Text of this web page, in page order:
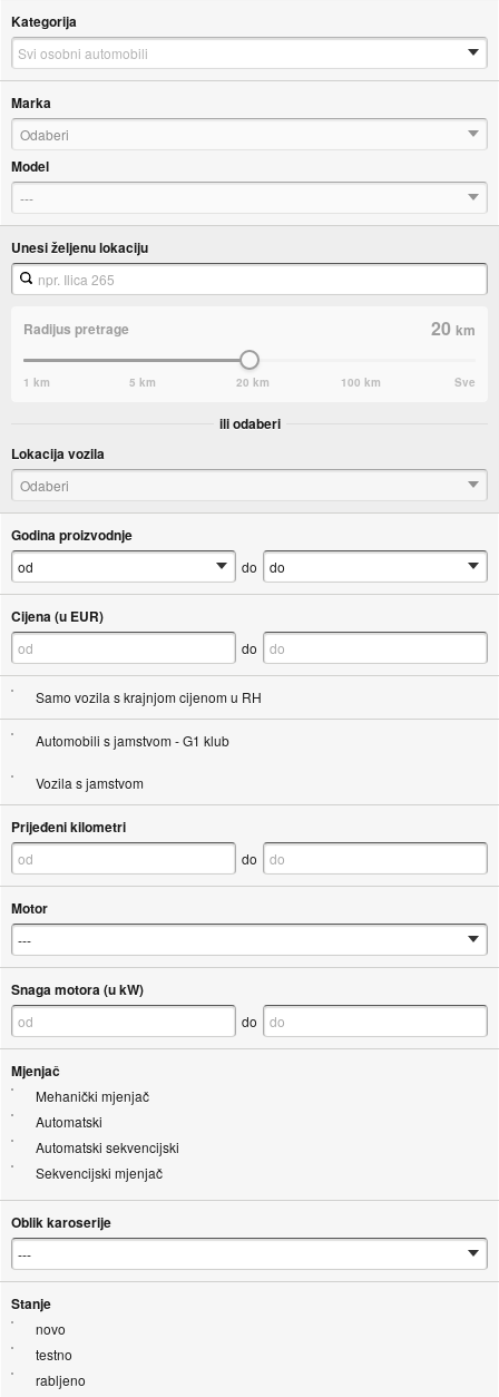
Kategorija
Marka
Odaberi
Model
---
Unesi željenu lokaciju
Radijus pretrage 20km
1 km 5 km 20 km 100 km Sve
ili odaberi
Lokacija vozila
Odaberi
Godina proizvodnje
do
Cijena (u EUR)
do
Samo vozila s krajnjom cijenom u RH
Automobili s jamstvom - G1 klub
Vozila s jamstvom
Prijeđeni kilometri
do
Motor
Snaga motora (u kW)
do
Mjenjač
Mehanički mjenjač
Automatski
Automatski sekvencijski
Sekvencijski mjenjač
Oblik karoserije
Stanje
novo
testno
rabljeno